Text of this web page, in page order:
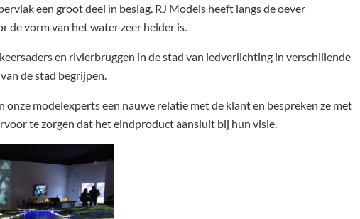
een groot deel in beslag. RJ Models heeft langs de oever
vorm van het water zeer helder is.
en rivierbruggen in de stad van ledverlichting in verschillende
de stad begrijpen.
modelexperts een nauwe relatie met de klant en bespreken ze met
te zorgen dat het eindproduct aansluit bij hun visie.